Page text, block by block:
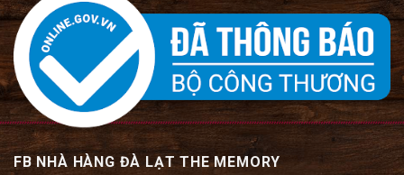
FB NHÀ HÀNG ĐÀ LẠT THE MEMORY